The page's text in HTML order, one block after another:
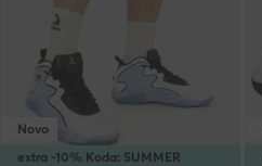
extra -10% Koda: SUMMER
Novo